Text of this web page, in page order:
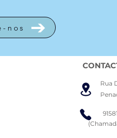
nos
Rua